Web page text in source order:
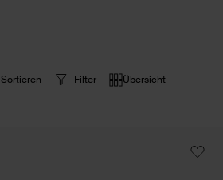
Filter Übersicht
Sortieren